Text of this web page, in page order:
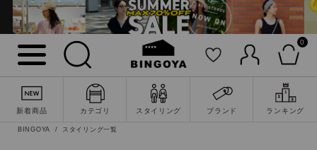
0
新着商品 カテゴリ スタイリング ブランド ランキング
詳細検索
BINGOYA スタイリング一覧